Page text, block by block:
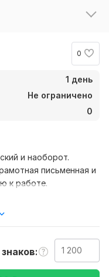
0
1 день
Не ограничено
0
и наоборот.
письменная и
к работе.
, а так же
или